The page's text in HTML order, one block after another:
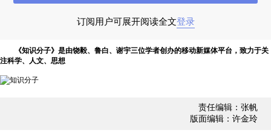
大家被长辈逼婚的时候，如果你反问长辈，为
什么要结婚呢？他们不会给你梳理婚姻意义的变
化，他们会说，因为大家都结婚了呀。
订阅用户可展开阅读全文登录
《知识分子》是由饶毅、鲁白、谢宇三位学者创办的移动新媒体平台，致力于关
注科学、人文、思想
责任编辑：张帆
版面编辑：许金玲